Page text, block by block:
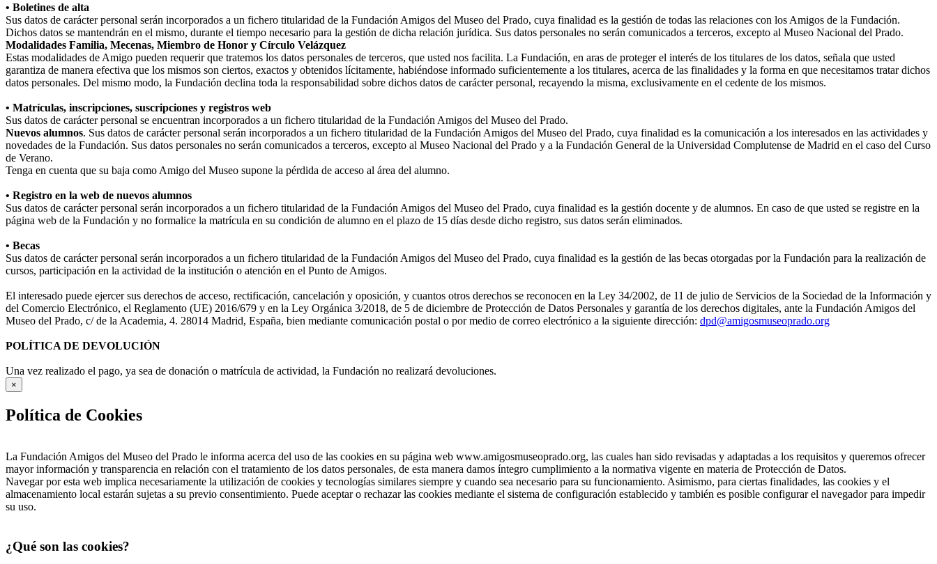
• Boletines de alta
Sus datos de carácter personal serán incorporados a un fichero titularidad de la Fundación Amigos del Museo del Prado, cuya finalidad es la gestión de todas las relaciones con los Amigos de la Fundación.
Dichos datos se mantendrán en el mismo, durante el tiempo necesario para la gestión de dicha relación jurídica. Sus datos personales no serán comunicados a terceros, excepto al Museo Nacional del Prado.
Modalidades Familia, Mecenas, Miembro de Honor y Círculo Velázquez
Estas modalidades de Amigo pueden requerir que tratemos los datos personales de terceros, que usted nos facilita. La Fundación, en aras de proteger el interés de los titulares de los datos, señala que usted
garantiza de manera efectiva que los mismos son ciertos, exactos y obtenidos lícitamente, habiéndose informado suficientemente a los titulares, acerca de las finalidades y la forma en que necesitamos tratar dichos
datos personales. Del mismo modo, la Fundación declina toda la responsabilidad sobre dichos datos de carácter personal, recayendo la misma, exclusivamente en el cedente de los mismos.
• Matrículas, inscripciones, suscripciones y registros web
Sus datos de carácter personal se encuentran incorporados a un fichero titularidad de la Fundación Amigos del Museo del Prado.
Nuevos alumnos. Sus datos de carácter personal serán incorporados a un fichero titularidad de la Fundación Amigos del Museo del Prado, cuya finalidad es la comunicación a los interesados en las actividades y
novedades de la Fundación. Sus datos personales no serán comunicados a terceros, excepto al Museo Nacional del Prado y a la Fundación General de la Universidad Complutense de Madrid en el caso del Curso
de Verano.
Tenga en cuenta que su baja como Amigo del Museo supone la pérdida de acceso al área del alumno.
• Registro en la web de nuevos alumnos
Sus datos de carácter personal serán incorporados a un fichero titularidad de la Fundación Amigos del Museo del Prado, cuya finalidad es la gestión docente y de alumnos. En caso de que usted se registre en la
página web de la Fundación y no formalice la matrícula en su condición de alumno en el plazo de 15 días desde dicho registro, sus datos serán eliminados.
• Becas
Sus datos de carácter personal serán incorporados a un fichero titularidad de la Fundación Amigos del Museo del Prado, cuya finalidad es la gestión de las becas otorgadas por la Fundación para la realización de
cursos, participación en la actividad de la institución o atención en el Punto de Amigos.
El interesado puede ejercer sus derechos de acceso, rectificación, cancelación y oposición, y cuantos otros derechos se reconocen en la Ley 34/2002, de 11 de julio de Servicios de la Sociedad de la Información y
del Comercio Electrónico, el Reglamento (UE) 2016/679 y en la Ley Orgánica 3/2018, de 5 de diciembre de Protección de Datos Personales y garantía de los derechos digitales, ante la Fundación Amigos del
Museo del Prado, c/ de la Academia, 4. 28014 Madrid, España, bien mediante comunicación postal o por medio de correo electrónico a la siguiente dirección: dpd@amigosmuseoprado.org
POLÍTICA DE DEVOLUCIÓN
Una vez realizado el pago, ya sea de donación o matrícula de actividad, la Fundación no realizará devoluciones.
×
Política de Cookies
La Fundación Amigos del Museo del Prado le informa acerca del uso de las cookies en su página web www.amigosmuseoprado.org, las cuales han sido revisadas y adaptadas a los requisitos y queremos ofrecer
mayor información y transparencia en relación con el tratamiento de los datos personales, de esta manera damos íntegro cumplimiento a la normativa vigente en materia de Protección de Datos.
Navegar por esta web implica necesariamente la utilización de cookies y tecnologías similares siempre y cuando sea necesario para su funcionamiento. Asimismo, para ciertas finalidades, las cookies y el
almacenamiento local estarán sujetas a su previo consentimiento. Puede aceptar o rechazar las cookies mediante el sistema de configuración establecido y también es posible configurar el navegador para impedir
su uso.
¿Qué son las cookies?